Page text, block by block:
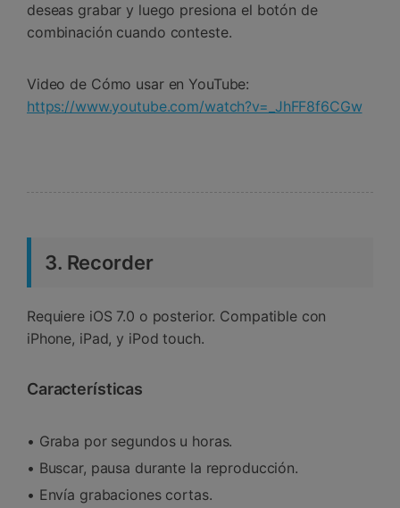
deseas grabar y luego presiona el botón de
combinación cuando conteste.
Video de Cómo usar en YouTube:
https://www.youtube.com/watch?v=_JhFF8f6CGw
3. Recorder
Requiere iOS 7.0 o posterior. Compatible con
iPhone, iPad, y iPod touch.
Características
• Graba por segundos u horas.
• Buscar, pausa durante la reproducción.
• Envía grabaciones cortas.